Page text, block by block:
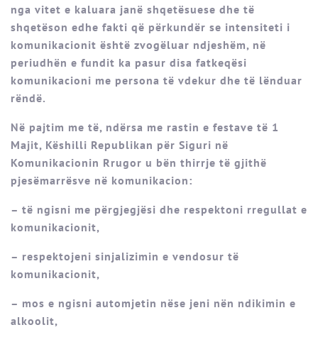
nga vitet e kaluara janë shqetësuese dhe të
shqetëson edhe fakti që përkundër se intensiteti i
komunikacionit është zvogëluar ndjeshëm, në
periudhën e fundit ka pasur disa fatkeqësi
komunikacioni me persona të vdekur dhe të lënduar
rëndë.
Në pajtim me të, ndërsa me rastin e festave të 1
Majit, Këshilli Republikan për Siguri në
Komunikacionin Rrugor u bën thirrje të gjithë
pjesëmarrësve në komunikacion:
– të ngisni me përgjegjësi dhe respektoni rregullat e
komunikacionit,
– respektojeni sinjalizimin e vendosur të
komunikacionit,
– mos e ngisni automjetin nëse jeni nën ndikimin e
alkoolit,